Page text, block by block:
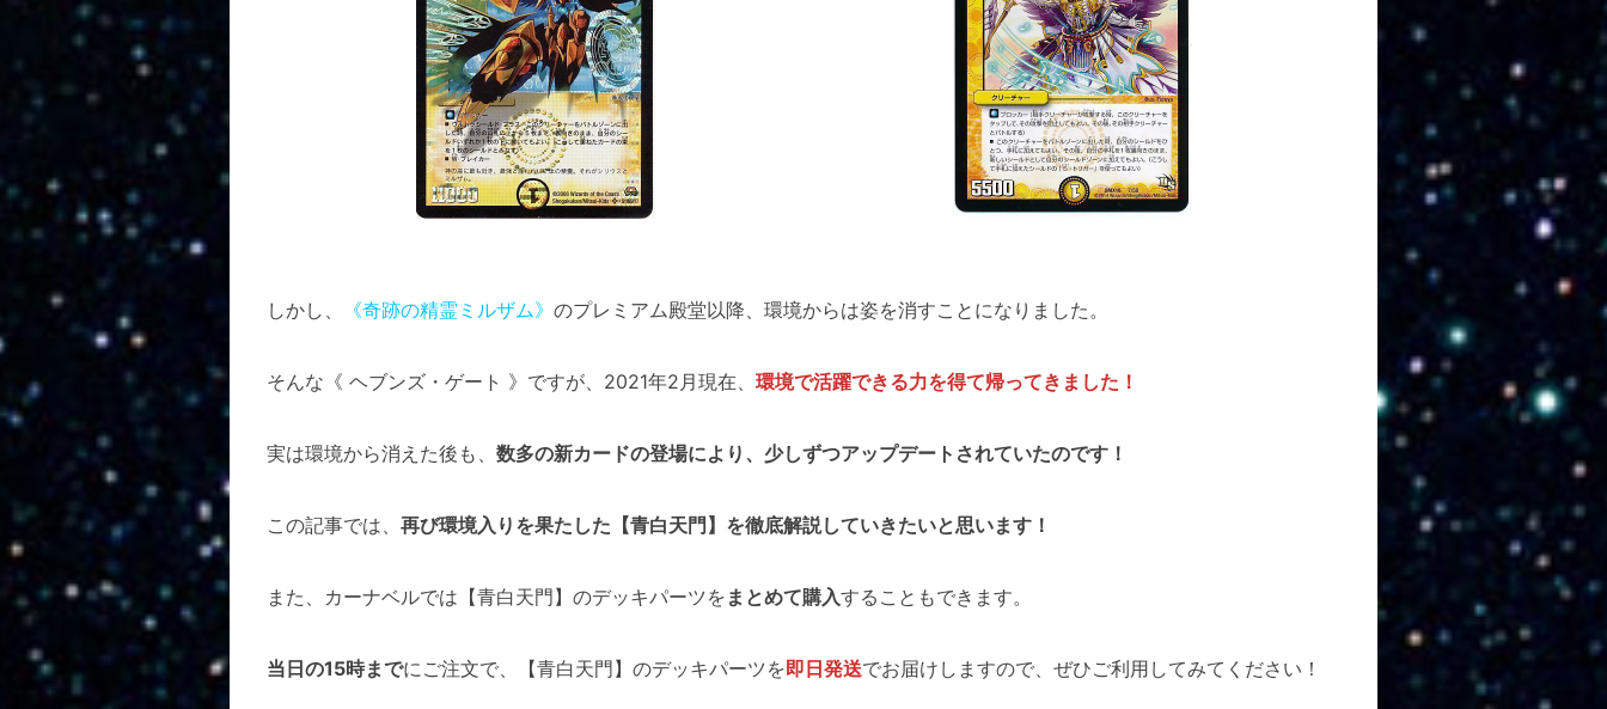
しかし、 《奇跡の精霊ミルザム》 のプレミアム殿堂以降、環境からは姿を消すことになりました。
そんな《 ヘブンズ・ゲート 》ですが、2021年2月現在、 環境で活躍できる力を得て帰ってきました！
実は環境から消えた後も、 数多の新カードの登場により、少しずつアップデートされていたのです！
この記事では、 再び環境入りを果たした【青白天門】を徹底解説していきたいと思います！
また、カーナベルでは【青白天門】のデッキパーツを まとめて購入することもできます。
当日の15時までにご注文で、【青白天門】のデッキパーツを即日発送でお届けしますので、ぜひご利用してみてください！